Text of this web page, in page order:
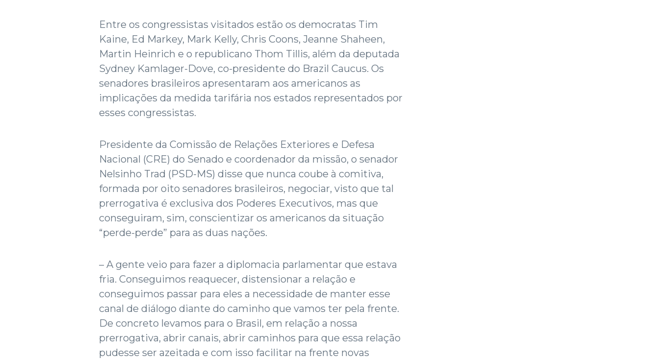
Entre os congressistas visitados estão os democratas Tim
Kaine, Ed Markey, Mark Kelly, Chris Coons, Jeanne Shaheen,
Martin Heinrich e o republicano Thom Tillis, além da deputada
Sydney Kamlager-Dove, co-presidente do Brazil Caucus. Os
senadores brasileiros apresentaram aos americanos as
implicações da medida tarifária nos estados representados por
esses congressistas.
Presidente da Comissão de Relações Exteriores e Defesa
Nacional (CRE) do Senado e coordenador da missão, o senador
Nelsinho Trad (PSD-MS) disse que nunca coube à comitiva,
formada por oito senadores brasileiros, negociar, visto que tal
prerrogativa é exclusiva dos Poderes Executivos, mas que
conseguiram, sim, conscientizar os americanos da situação
“perde-perde” para as duas nações.
– A gente veio para fazer a diplomacia parlamentar que estava
fria. Conseguimos reaquecer, distensionar a relação e
conseguimos passar para eles a necessidade de manter esse
canal de diálogo diante do caminho que vamos ter pela frente.
De concreto levamos para o Brasil, em relação a nossa
prerrogativa, abrir canais, abrir caminhos para que essa relação
pudesse ser azeitada e com isso facilitar na frente novas